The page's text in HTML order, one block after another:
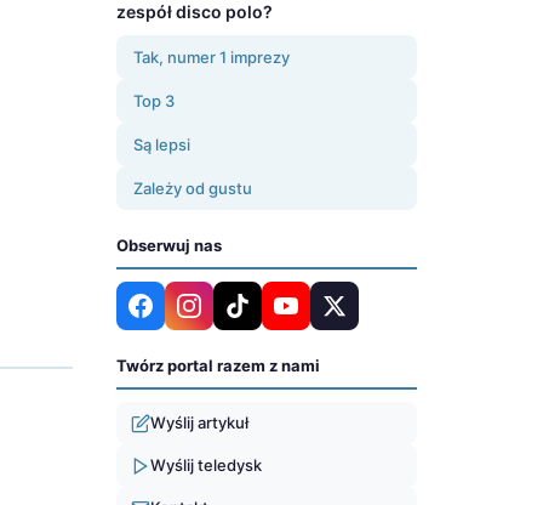
zespół disco polo?
Tak, numer 1 imprezy
Top 3
Są lepsi
Zależy od gustu
Obserwuj nas
Twórz portal razem z nami
Wyślij artykuł
Wyślij teledysk